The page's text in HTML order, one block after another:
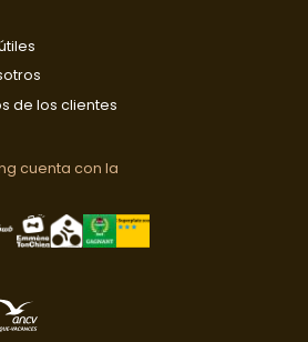
de los clientes
cuenta con la